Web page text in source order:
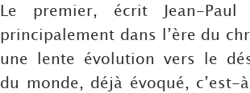
Le premier, écrit Jean-Paul
principalement dans l’ère du
une lente évolution vers le
du monde, déjà évoqué, c’est-